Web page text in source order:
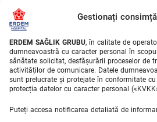
Gestionați
ERDEM SAĞLIK GRUBU, în calitate de
dumneavoastră cu caracter personal în
sănătate solicitat, desfășurării proceselor de
activităților de comunicare. Datele
sunt prelucrate și protejate în conformitate cu
protecția datelor cu caracter personal
Puteți accesa notificarea detaliată de
Ochi cu laser
About Erdem
Despre noi
Unitati Medicale
Echipa medicala